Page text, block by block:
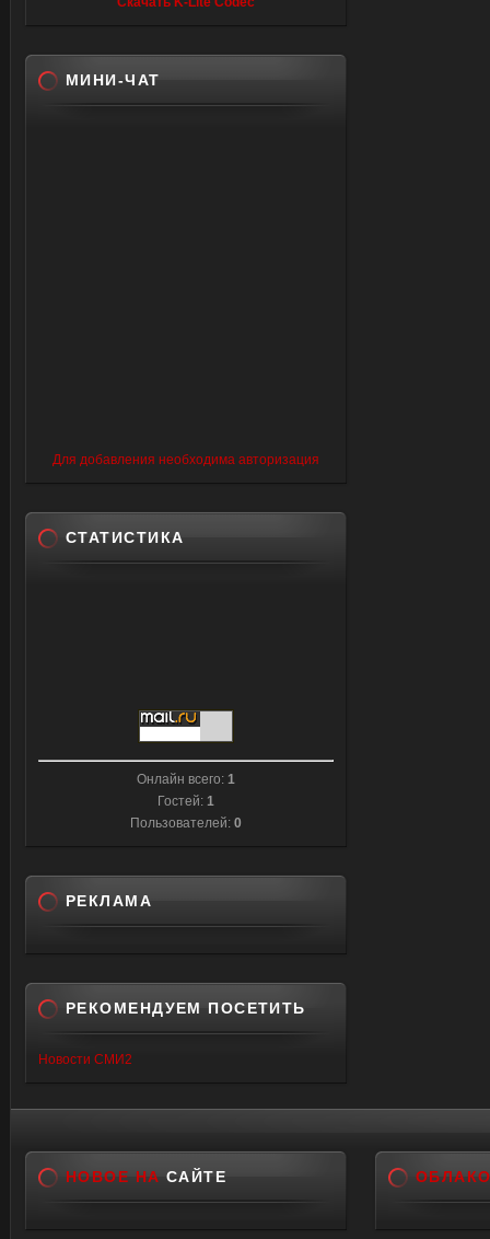
МИНИ-ЧАТ
Для добавления необходима авторизация
СТАТИСТИКА
Онлайн всего: 1
Гостей: 1
Пользователей: 0
РЕКЛАМА
РЕКОМЕНДУЕМ ПОСЕТИТЬ
Новости СМИ2
НОВОЕ НА САЙТЕ